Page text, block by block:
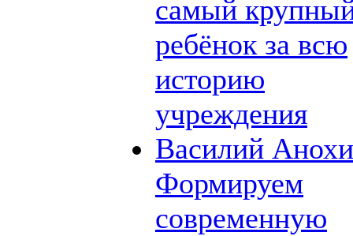
самый
ребёнок за всю
историю
учреждения
Василий
Формируем
современную